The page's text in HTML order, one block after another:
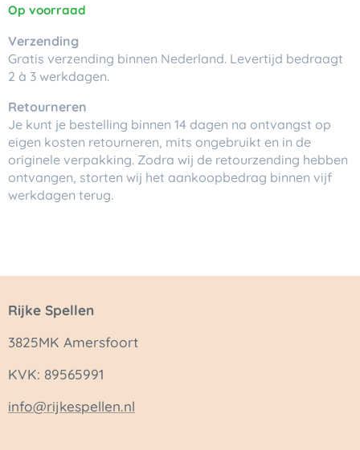
Op voorraad
Verzending
Gratis verzending binnen Nederland. Levertijd bedraagt
2 à 3 werkdagen.
Retourneren
Je kunt je bestelling binnen 14 dagen na ontvangst op
eigen kosten retourneren, mits ongebruikt en in de
originele verpakking. Zodra wij de retourzending hebben
ontvangen, storten wij het aankoopbedrag binnen vijf
werkdagen terug.
Rijke Spellen
3825MK Amersfoort
KVK: 89565991
info@rijkespellen.nl